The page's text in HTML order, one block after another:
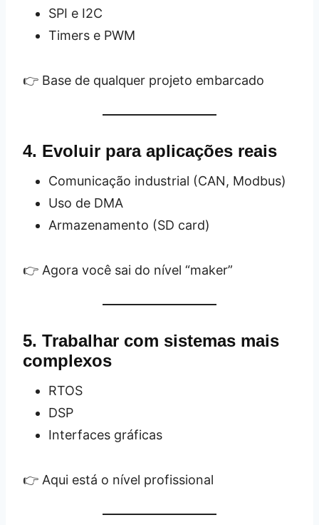
SPI e I2C
Timers e PWM
👉 Base de qualquer projeto embarcado
4. Evoluir para aplicações reais
Comunicação industrial (CAN, Modbus)
Uso de DMA
Armazenamento (SD card)
👉 Agora você sai do nível “maker”
5. Trabalhar com sistemas mais
complexos
RTOS
DSP
Interfaces gráficas
👉 Aqui está o nível profissional